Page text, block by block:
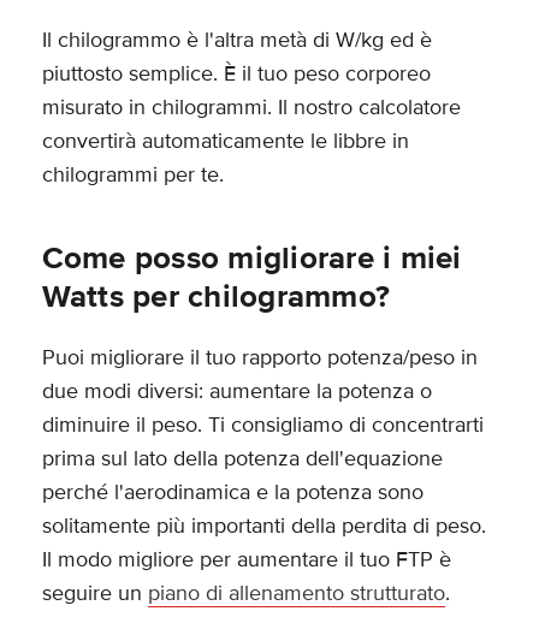
Il chilogrammo è l'altra metà di W/kg ed è
piuttosto semplice. È il tuo peso corporeo
misurato in chilogrammi. Il nostro calcolatore
convertirà automaticamente le libbre in
chilogrammi per te.
Come posso migliorare i miei
Watts per chilogrammo?
Puoi migliorare il tuo rapporto potenza/peso in
due modi diversi: aumentare la potenza o
diminuire il peso. Ti consigliamo di concentrarti
prima sul lato della potenza dell'equazione
perché l'aerodinamica e la potenza sono
solitamente più importanti della perdita di peso.
Il modo migliore per aumentare il tuo FTP è
seguire un piano di allenamento strutturato.